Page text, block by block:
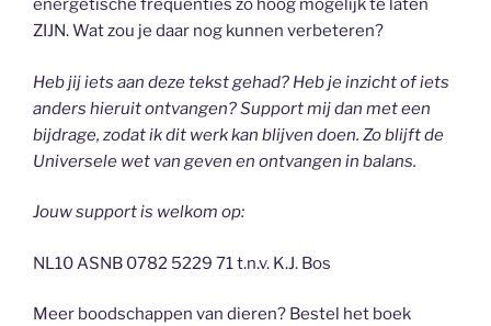
energetische frequenties zo hoog mogelijk te laten
ZIJN. Wat zou je daar nog kunnen verbeteren?
Heb jij iets aan deze tekst gehad? Heb je inzicht of iets
anders hieruit ontvangen? Support mij dan met een
bijdrage, zodat ik dit werk kan blijven doen. Zo blijft de
Universele wet van geven en ontvangen in balans.
Jouw support is welkom op:
NL10 ASNB 0782 5229 71 t.n.v. K.J. Bos
Meer boodschappen van dieren? Bestel het boek